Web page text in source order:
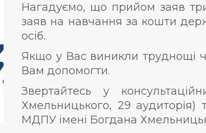
Нагадуємо, що прийом заяв
заяв на навчання за кошти
осіб.
Якщо у Вас виникли труднощі
Вам допомогти.
Звертайтесь у
Хмельницького, 29 аудиторія)
МДПУ імені Богдана